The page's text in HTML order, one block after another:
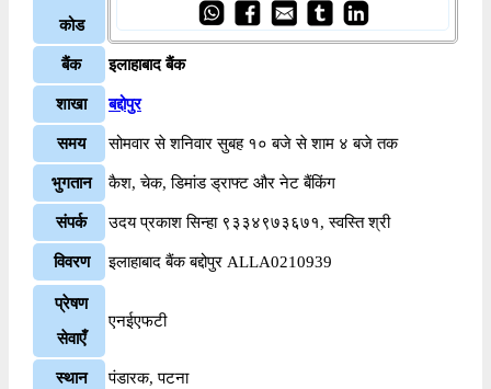
कोड
बैंक इलाहाबाद बैंक
शाखा बद्दोपुर
समय सोमवार से शनिवार सुबह १० बजे से शाम ४ बजे तक
भुगतान कैश, चेक, डिमांड ड्राफ्ट और नेट बैंकिंग
संपर्क उदय प्रकाश सिन्हा ९३३४९७३६७१, स्वस्ति श्री
विवरण इलाहाबाद बैंक बद्दोपुर ALLA0210939
प्रेषण
सेवाएँ
एनईएफटी
स्थान पंडारक, पटना